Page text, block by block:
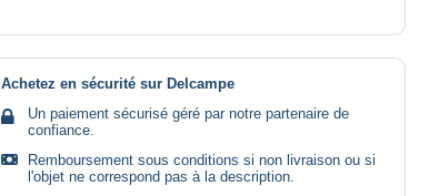
Achetez en sécurité sur Delcampe
Un paiement sécurisé géré par notre partenaire de
confiance.
Remboursement sous conditions si non livraison ou si
l'objet ne correspond pas à la description.